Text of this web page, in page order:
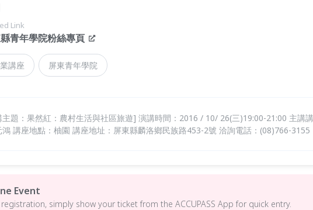
Link
青年學院粉絲專頁
講座 屏東青年學院
主題：果然紅：農村生活與社區旅遊] 演講時間：2016 / 10/ 26(三)19:00-21:00 主講講
鴻 講座地點：柚園 講座地址：屏東縣麟洛鄉民族路453-2號 洽詢電話：(08)766-3155
Event
simply show your ticket from the ACCUPASS App for quick entry.